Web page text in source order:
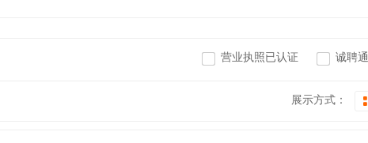
营业执照已认证 诚聘通
展示方式：